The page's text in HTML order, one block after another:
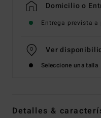
Domicilio o
Entrega prevista
Ver
Seleccione una talla
Detalles &